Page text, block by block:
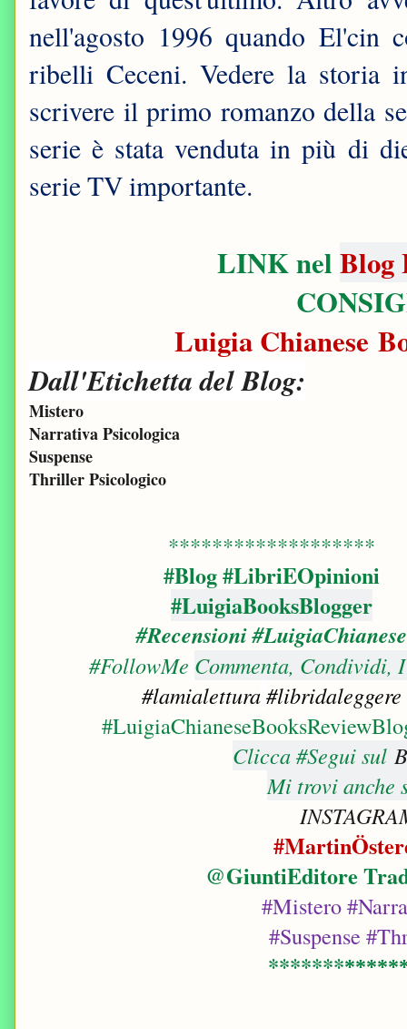
nell'agosto 1996 quando
ribelli Ceceni. Vedere la storia
scrivere il primo romanzo della
serie è stata venduta in più di
serie TV importante.
LINK nel Blog
Luigia Chianese
Dall'Etichetta del Blog:
Mistero
Narrativa Psicologica
Suspense
Thriller Psicologico
*******************
#Blog #LibriEOpinioni
#LuigiaBooksBlogger
#Recensioni#LuigiaChianese
#FollowMe Commenta, Condividi,
#lamialettura#libridaleggere
Clicca #Segui sul
Mi trovi anche
@GiuntiEditore
#Mistero
#Suspense
*******